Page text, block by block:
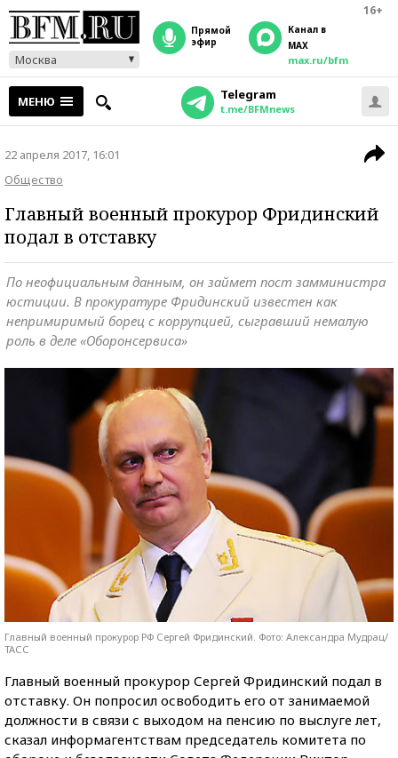
16+
Москва
прямой
эфир
Канал в
MAX
max.ru/bfm
МЕНЮ Telegram
t.me/BFMnews
22 апреля 2017, 16:01
Общество
Главный военный прокурор Фридинский
подал в отставку
По неофициальным данным, он займет пост замминистра
юстиции. В прокуратуре Фридинский известен как
непримиримый борец с коррупцией, сыгравший немалую
роль в деле «Оборонсервиса»
Главный военный прокурор РФ Сергей Фридинский. Фото: Александра Мудрац/
ТАСС
Главный военный прокурор Сергей Фридинский подал в
отставку. Он попросил освободить его от занимаемой
должности в связи с выходом на пенсию по выслуге лет,
сказал информагентствам председатель комитета по